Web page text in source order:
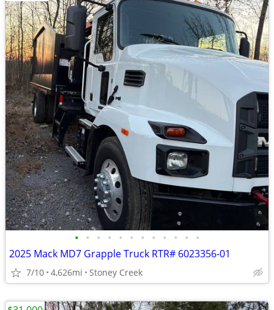
• • • • • • • • • • • •
2025 Mack MD7 Grapple Truck RTR# 6023356-01
7/10 4,626mi Stoney Creek